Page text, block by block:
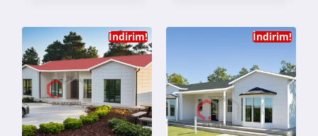
İndirim! İndirim!